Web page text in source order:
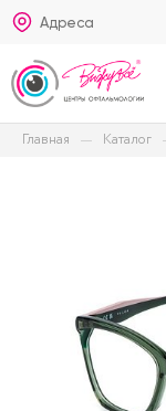
Адреса
Главная Каталог